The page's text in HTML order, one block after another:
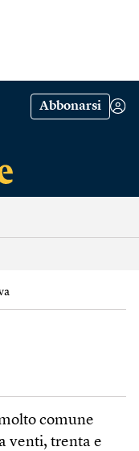
Abbonarsi
comune
venti, trenta e